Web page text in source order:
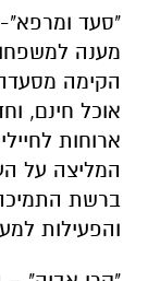
מענה
הקימה
אוכל חינם,
ארוחות
המליצה על
ברשת
והפעילות